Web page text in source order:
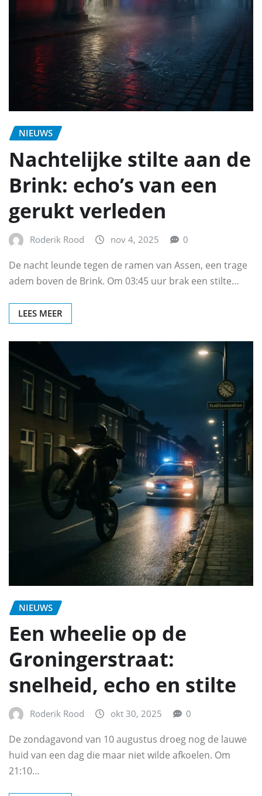
NIEUWS
Nachtelijke stilte aan de
Brink: echo’s van een
gerukt verleden
Roderik Rood nov 4, 2025 0
De nacht leunde tegen de ramen van Assen, een trage
adem boven de Brink. Om 03:45 uur brak een stilte…
LEES MEER
NIEUWS
Een wheelie op de
Groningerstraat:
snelheid, echo en stilte
Roderik Rood okt 30, 2025 0
De zondagavond van 10 augustus droeg nog de lauwe
huid van een dag die maar niet wilde afkoelen. Om
21:10…